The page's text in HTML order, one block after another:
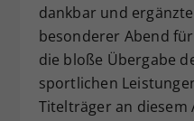
dankbar und
besonderer Abend
die bloße Übergabe
sportlichen
Titelträger an diesem